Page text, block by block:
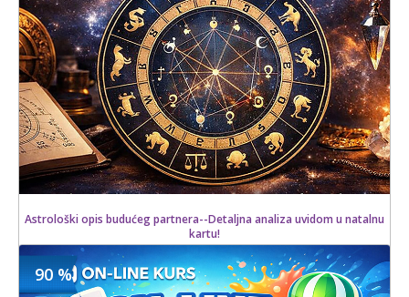
Astrološki opis budućeg partnera--Detaljna analiza uvidom u natalnu
kartu!
Kupljeno
1200 din
90 %